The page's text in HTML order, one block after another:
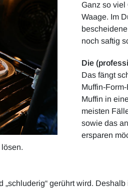
Ganz so viel
Waage. Im
noch saftig
Die
Das fängt
Muffin-
Muffin in
meisten
sowie das
ersparen
gerührt wird.